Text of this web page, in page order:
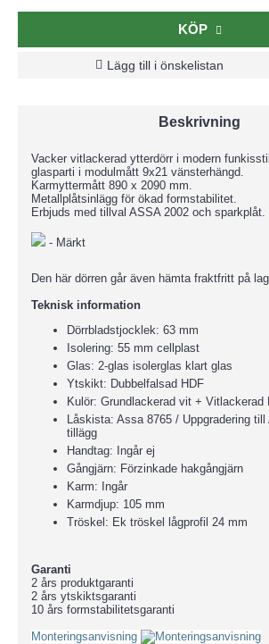
KÖP
Lägg till i önskelistan
Beskrivning
Vacker vitlackerad ytterdörr i modern
glasparti i modulmått 9x21 vänsterhängd.
Karmyttermått 890 x 2090 mm.
Metallplåtsinlägg för ökad formstabilitet.
Erbjuds med tillval ASSA 2002 och sparkplåt.
- Märkt
Den här dörren går även hämta fraktfritt på
Teknisk information
Dörrbladstjocklek: 63 mm
Isolering: 55 mm cellplast
Glas: 2-glas isolerglas klart glas
Ytskikt: Dubbelfalsad HDF
Kulör: Grundlackerad vit + Vitlackerad
Låskista: Assa 8765 / Uppgradering
tillägg
Handtag: Ingår ej
Gångjärn: Förzinkade hakgångjärn
Karm: Ingår
Karmdjup: 105 mm
Tröskel: Ek tröskel lågprofil 24 mm
Garanti
2 års produktgaranti
2 års ytskiktsgaranti
10 års formstabilitetsgaranti
Monteringsanvisning